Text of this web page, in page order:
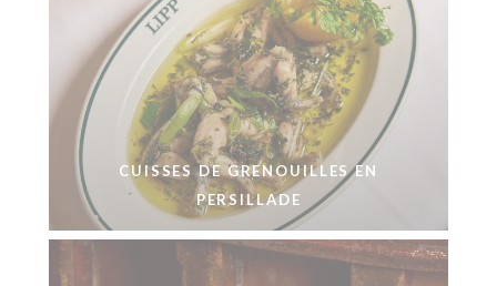
CUISSES DE GRENOUILLES EN
PERSILLADE